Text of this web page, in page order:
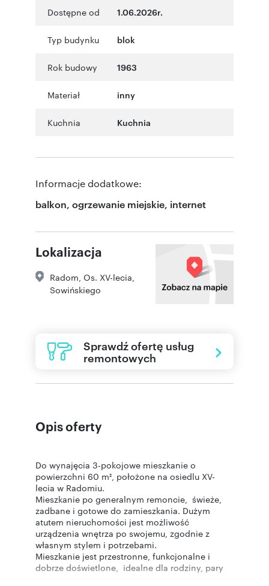
Dostępne od 1.06.2026r.
Typ budynku blok
Rok budowy 1963
Materiał inny
Kuchnia Kuchnia
Informacje dodatkowe:
balkon, ogrzewanie miejskie, internet
Lokalizacja
Radom Os. XV-lecia
Sowińskiego
Sprawdź ofertę usług
remontowych
Opis oferty
Do wynajęcia 3-pokojowe mieszkanie o
powierzchni 60 m², położone na osiedlu XV-
lecia w Radomiu.
Mieszkanie po generalnym remoncie, świeże,
zadbane i gotowe do zamieszkania. Dużym
atutem nieruchomości jest możliwość
urządzenia wnętrza po swojemu, zgodnie z
własnym stylem i potrzebami.
Mieszkanie jest przestronne, funkcjonalne i
dobrze doświetlone, idealne dla rodziny, pary